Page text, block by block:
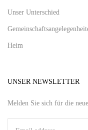
Unser Unterschied
Heim
UNSER NEWSLETTER
Melden Sie sich für die